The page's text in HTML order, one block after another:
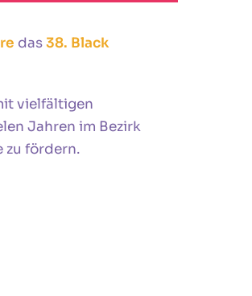
das38. Black
vielfältigen
Jahren im Bezirk
zu fördern.